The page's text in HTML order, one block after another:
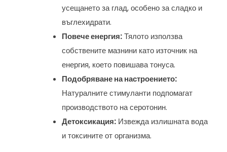
усещането за глад, особено за сладко и
въглехидрати.
Повече енергия:Тялото използва
собствените мазнини като източник на
енергия, което повишава тонуса.
Подобряване на настроението:
Натуралните стимуланти подпомагат
производството на серотонин.
Детоксикация: Извежда излишната вода
и токсините от организма.